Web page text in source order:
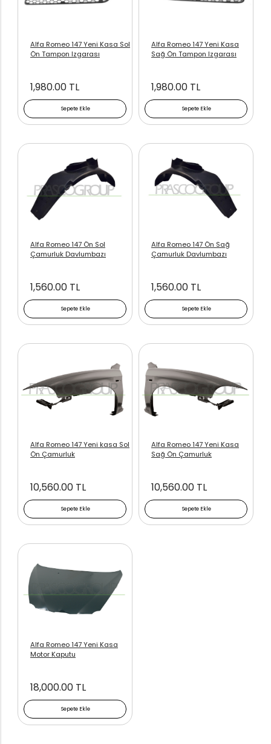
Sepete Ekle
Alfa Romeo 147 Yeni Kasa Sol
Ön Tampon Izgarası
1,980.00 TL
Sepete Ekle
Alfa Romeo 147 Yeni Kasa
Sağ Ön Tampon Izgarası
1,980.00 TL
Sepete Ekle
Alfa Romeo 147 Ön Sol
Çamurluk Davlumbazı
1,560.00 TL
Sepete Ekle
Alfa Romeo 147 Ön Sağ
Çamurluk Davlumbazı
1,560.00 TL
Sepete Ekle
Alfa Romeo 147 Yeni kasa Sol
Ön Çamurluk
10,560.00 TL
Sepete Ekle
Alfa Romeo 147 Yeni Kasa
Sağ Ön Çamurluk
10,560.00 TL
Sepete Ekle
Alfa Romeo 147 Yeni Kasa
Motor Kaputu
18,000.00 TL